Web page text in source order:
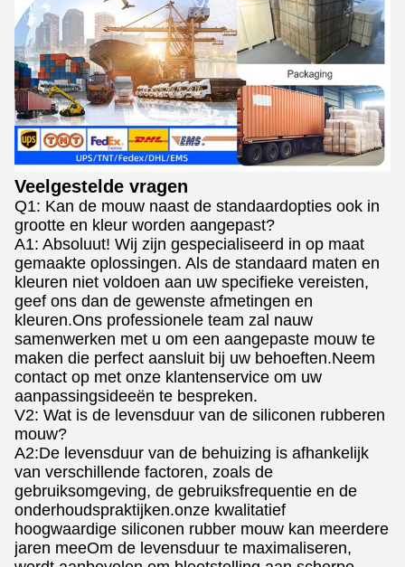
Veelgestelde vragen
Q1: Kan de mouw naast de standaardopties ook in
grootte en kleur worden aangepast?
A1: Absoluut! Wij zijn gespecialiseerd in op maat
gemaakte oplossingen. Als de standaard maten en
kleuren niet voldoen aan uw specifieke vereisten,
geef ons dan de gewenste afmetingen en
kleuren.Ons professionele team zal nauw
samenwerken met u om een aangepaste mouw te
maken die perfect aansluit bij uw behoeften.Neem
contact op met onze klantenservice om uw
aanpassingsideeën te bespreken.
V2: Wat is de levensduur van de siliconen rubberen
mouw?
A2:De levensduur van de behuizing is afhankelijk
van verschillende factoren, zoals de
gebruiksomgeving, de gebruiksfrequentie en de
onderhoudspraktijken.onze kwalitatief
hoogwaardige siliconen rubber mouw kan meerdere
jaren meeOm de levensduur te maximaliseren,